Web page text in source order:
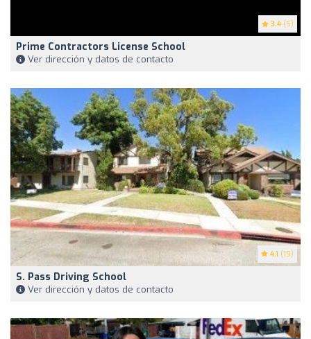
3.4 (5)
Prime Contractors License School
Ver dirección y datos de contacto
4.1 (19)
S. Pass Driving School
Ver dirección y datos de contacto